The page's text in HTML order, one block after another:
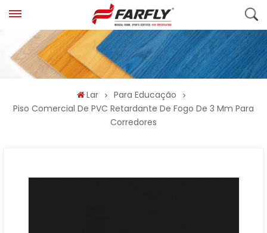
Lar
Para Educação
Piso Comercial De PVC Retardante De Fogo De 3 Mm Para
Corredores